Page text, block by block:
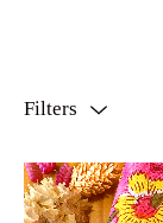
Filters